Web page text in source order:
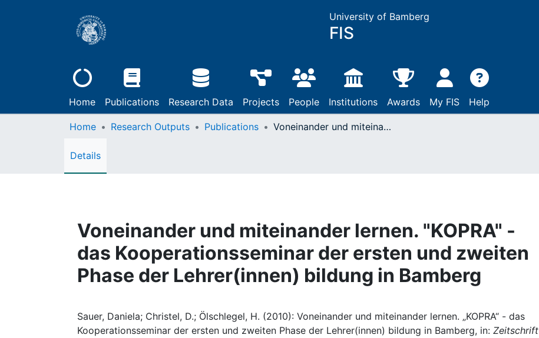
University of Bamberg
FIS
Home Publications Research Data Projects People Institutions Awards My FIS Help
Home Research Outputs Publications Voneinander und miteinander lernen. "KOPRA" - das Kooperationsseminar der ersten und zweiten Phase der Lehrer(innen) bildung in Bamberg
Details
Voneinander und miteinander lernen. "KOPRA" -
das Kooperationsseminar der ersten und zweiten
Phase der Lehrer(innen) bildung in Bamberg
Sauer, Daniela; Christel, D.; Ölschlegel, H. (2010): Voneinander und miteinander lernen. „KOPRA“ - das
Kooperationsseminar der ersten und zweiten Phase der Lehrer(innen) bildung in Bamberg, in: Zeitschrift